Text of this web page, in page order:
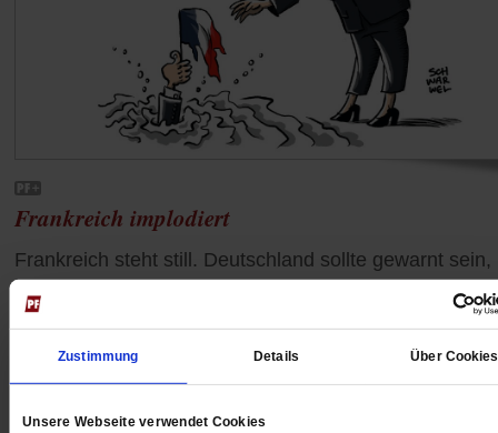
Zustimmung Details Über Cookies
Unsere Webseite verwendet Cookies
Frankreich implodiert
Frankreich steht still. Deutschland sollte gewarnt sein,
denn die Krise im Nachbarland ist eine Blaupause für
hiesige Verhältnisse. Ein Kommentar.